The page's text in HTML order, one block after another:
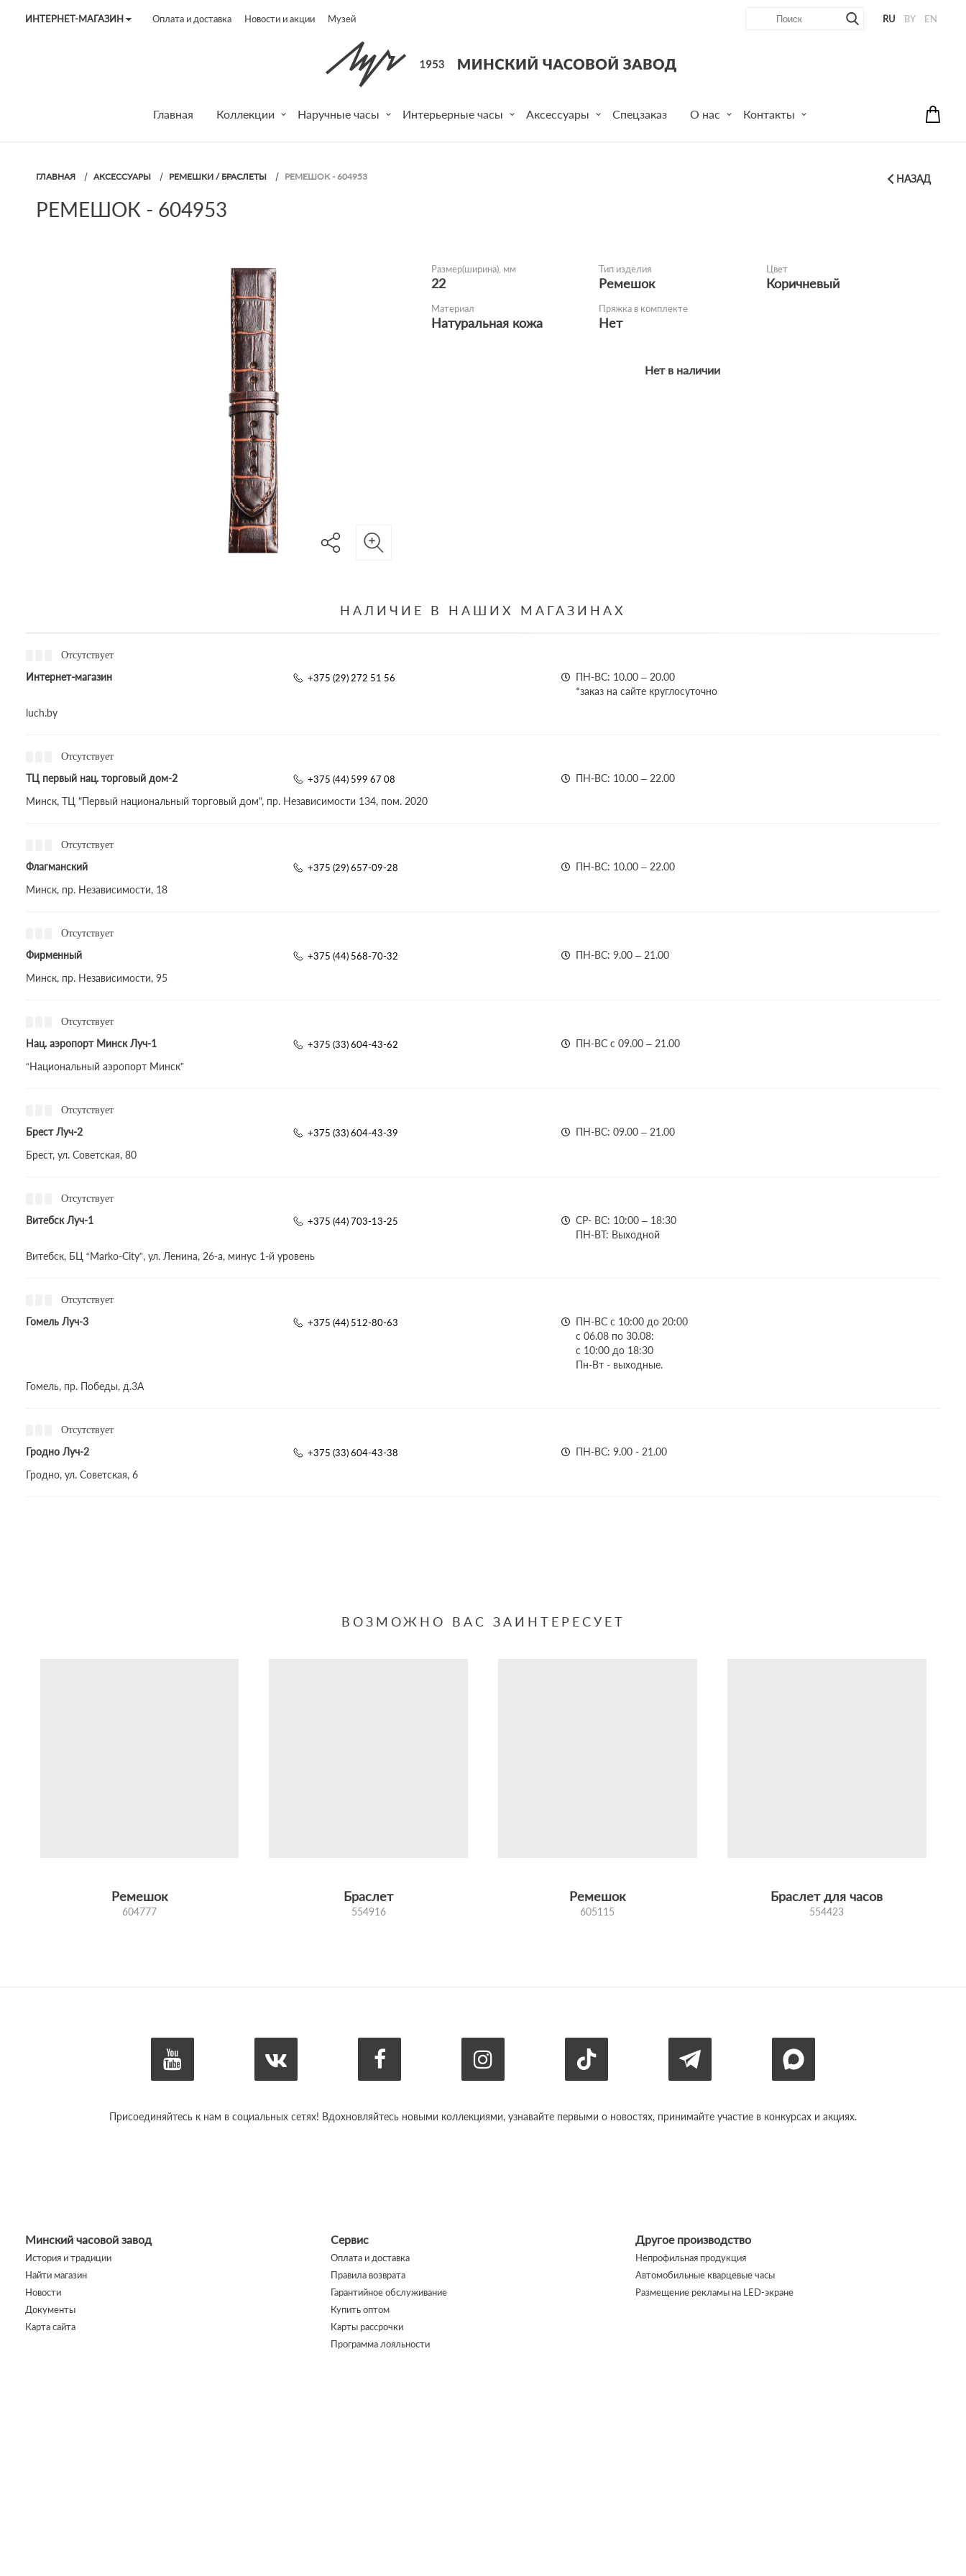
RU BY EN
ИНТЕРНЕТ-МАГАЗИН
Оплата и доставка Новости и акции Музей
Главная Коллекции Наручные часы Интерьерные часы Аксессуары Спецзаказ О нас Контакты
ГЛАВНАЯ АКСЕССУАРЫ РЕМЕШКИ / БРАСЛЕТЫ РЕМЕШОК - 604953
РЕМЕШОК - 604953
НАЗАД
Размер(ширина), мм
22
Тип изделия
Ремешок
Цвет
Коричневый
Материал
Натуральная кожа
Пряжка в комплекте
Нет
Нет в наличии
НАЛИЧИЕ В НАШИХ МАГАЗИНАХ
Отсутствует
Интернет-магазин +375 (29) 272 51 56
ПН-ВС: 10.00 – 20.00
*заказ на сайте круглосуточно
luch.by
Отсутствует
ТЦ первый нац. торговый дом-2 +375 (44) 599 67 08
ПН-ВС: 10.00 – 22.00
Минск, ТЦ "Первый национальный торговый дом", пр. Независимости 134, пом. 2020
Отсутствует
Флагманский +375 (29) 657-09-28
ПН-ВС: 10.00 – 22.00
Минск, пр. Независимости, 18
Отсутствует
Фирменный +375 (44) 568-70-32
ПН-ВС: 9.00 – 21.00
Минск, пр. Независимости, 95
Отсутствует
Нац. аэропорт Минск Луч-1 +375 (33) 604-43-62
ПН-ВС с 09.00 – 21.00
“Национальный аэропорт Минск”
Отсутствует
Брест Луч-2 +375 (33) 604-43-39
ПН-ВС: 09.00 – 21.00
Брест, ул. Советская, 80
Отсутствует
Витебск Луч-1 +375 (44) 703-13-25
СР- ВС: 10:00 – 18:30
ПН-ВТ: Выходной
Витебск, БЦ “Marko-City”, ул. Ленина, 26-а, минус 1-й уровень
Отсутствует
Гомель Луч-3 +375 (44) 512-80-63
ПН-ВС с 10:00 до 20:00
с 06.08 по 30.08:
с 10:00 до 18:30
Пн-Вт - выходные.
Гомель, пр. Победы, д.3A
Отсутствует
Гродно Луч-2 +375 (33) 604-43-38
ПН-ВС: 9.00 - 21.00
Гродно, ул. Советская, 6
ВОЗМОЖНО ВАС ЗАИНТЕРЕСУЕТ
Ремешок
604777
Браслет
554916
Ремешок
605115
Браслет для часов
554423
Присоединяйтесь к нам в социальных сетях! Вдохновляйтесь новыми коллекциями, узнавайте первыми о новостях, принимайте участие в конкурсах и акциях.
Минский часовой завод
История и традиции
Найти магазин
Новости
Документы
Карта сайта
Сервис
Оплата и доставка
Правила возврата
Гарантийное обслуживание
Купить оптом
Карты рассрочки
Программа лояльности
Другое производство
Непрофильная продукция
Автомобильные кварцевые часы
Размещение рекламы на LED-экране